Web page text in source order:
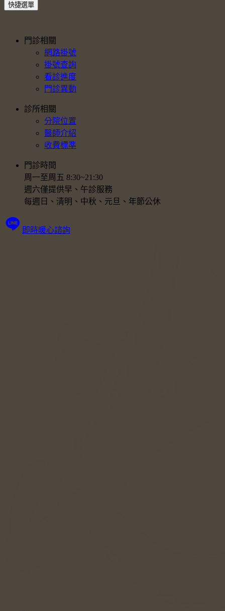
快捷選單
門診相關
網路掛號
掛號查詢
看診進度
門診異動
診所相關
分院位置
醫師介紹
收費標準
門診時間
周一至周五 8:30~21:30
週六僅提供早、午診服務
每週日、清明、中秋、元旦、年節公休
即時暖心諮詢